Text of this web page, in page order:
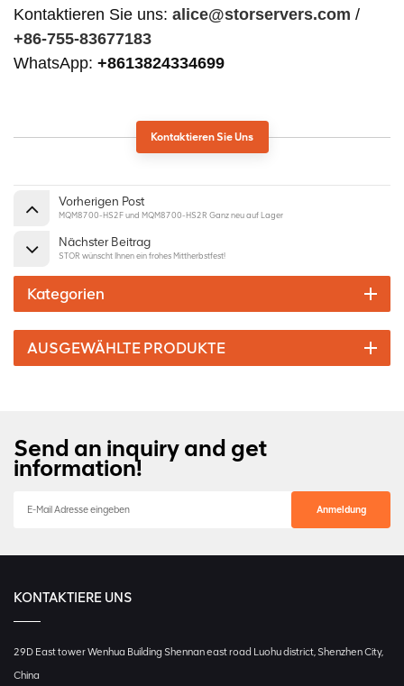
Kontaktieren Sie uns: alice@storservers.com /
+86-755-83677183
WhatsApp: +8613824334699
Kontaktieren Sie Uns
Vorherigen Post
MQM8700-HS2F und MQM8700-HS2R Ganz neu auf Lager
Nächster Beitrag
STOR wünscht Ihnen ein frohes Mittherbstfest!
Kategorien
AUSGEWÄHLTE PRODUKTE
Send an inquiry and get
information!
KONTAKTIERE UNS
29D East tower Wenhua Building Shennan east road Luohu district, Shenzhen City,
China